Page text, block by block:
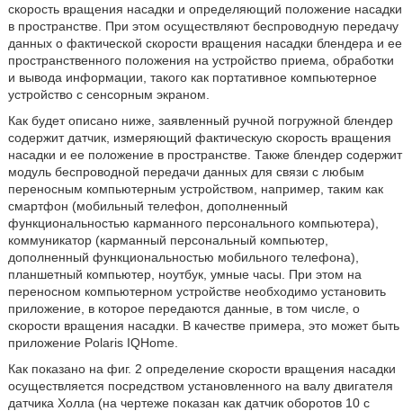
скорость вращения насадки и определяющий положение насадки
в пространстве. При этом осуществляют беспроводную передачу
данных о фактической скорости вращения насадки блендера и ее
пространственного положения на устройство приема, обработки
и вывода информации, такого как портативное компьютерное
устройство с сенсорным экраном.
Как будет описано ниже, заявленный ручной погружной блендер
содержит датчик, измеряющий фактическую скорость вращения
насадки и ее положение в пространстве. Также блендер содержит
модуль беспроводной передачи данных для связи с любым
переносным компьютерным устройством, например, таким как
смартфон (мобильный телефон, дополненный
функциональностью карманного персонального компьютера),
коммуникатор (карманный персональный компьютер,
дополненный функциональностью мобильного телефона),
планшетный компьютер, ноутбук, умные часы. При этом на
переносном компьютерном устройстве необходимо установить
приложение, в которое передаются данные, в том числе, о
скорости вращения насадки. В качестве примера, это может быть
приложение Polaris IQHome.
Как показано на фиг. 2 определение скорости вращения насадки
осуществляется посредством установленного на валу двигателя
датчика Холла (на чертеже показан как датчик оборотов 10 с